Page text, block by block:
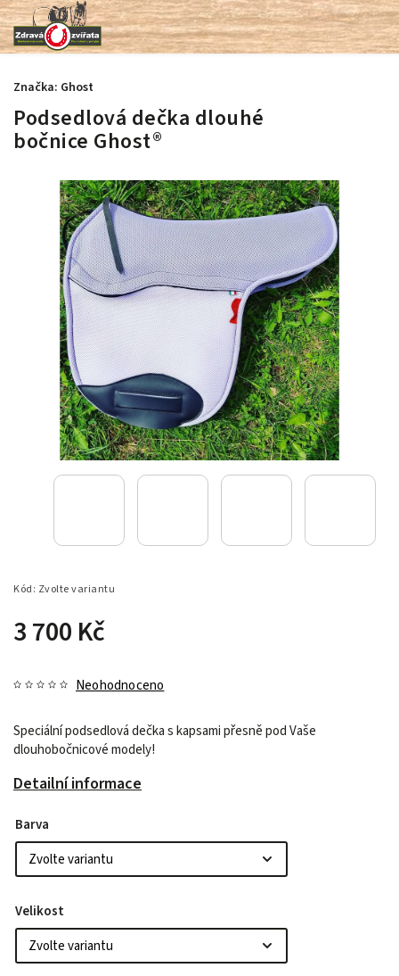
Podsedlová dečka dlouhé
bočnice Ghost®
Kód: Zvolte variantu
3 700 Kč
Neohodnoceno
Speciální podsedlová dečka s kapsami přesně pod Vaše
dlouhobočnicové modely!
Detailní informace
Značka: Ghost
Barva
Velikost